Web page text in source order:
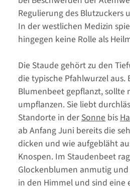
Regulierung des Blutzuckers
In der westlichen Medizin
hingegen keine Rolle als
Die Staude gehört zu den
die typische Pfahlwurzel aus.
Blumenbeet gepflanzt, sollte
umpflanzen. Sie liebt
Standorte in derSonne bis
ab Anfang Juni bereits die
dicken und wie aufgebläht
Knospen. Im Staudenbeet
Glockenblumen anmutig
in den Himmel und sind eine